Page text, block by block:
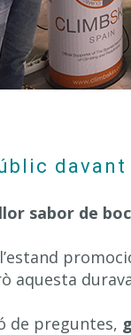
davant
sabor de
aquesta
de preguntes,